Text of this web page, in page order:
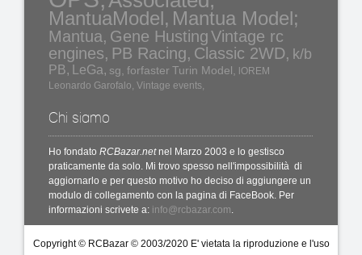
MantuaModel, Mantua Model;
Mantua, Gene HustingVintage rc
engines, PB Racing, Classic 2WD, k/b
PB, LeGa, sg, forfaster Turin Model,
lOREM
Leonardo Garofalo, Vintage events,
Chi siamo
Ho fondato RCBazar.netnel Marzo 2003 e lo gestisco
praticamente da solo. Mi trovo spesso nell'impossibilità di
aggiornarlo e per questo motivo ho deciso di aggiungere un
modulo di collegamento con la pagina di FaceBook. Per
informazioni scrivete a: info@rcbazar.com.
Copyright © RCBazar © 2003/2020 E' vietata la riproduzione e l'uso